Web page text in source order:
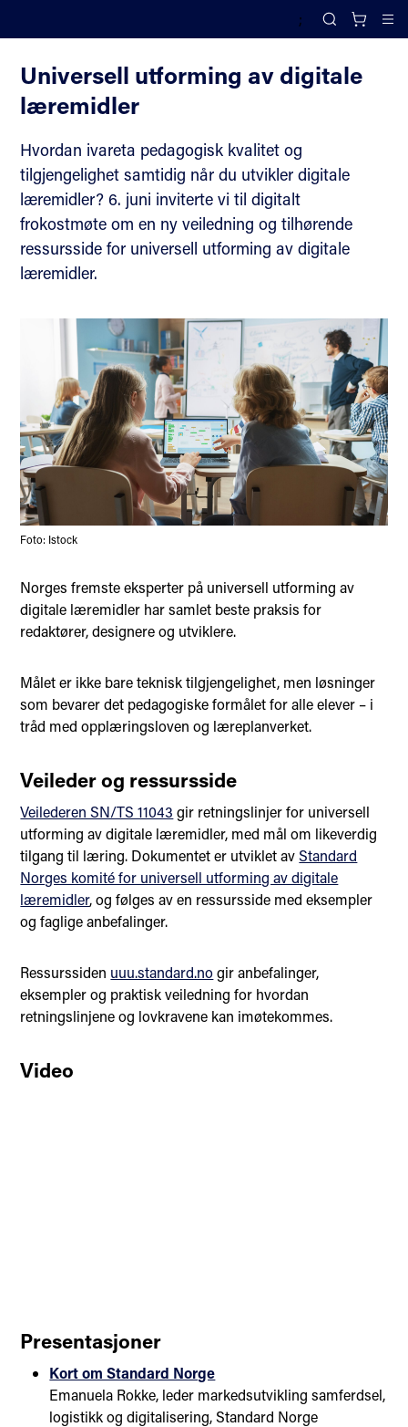
;
Search
Universell utforming av digitale
læremidler
Hvordan ivareta pedagogisk kvalitet og
tilgjengelighet samtidig når du utvikler digitale
læremidler? 6. juni inviterte vi til digitalt
frokostmøte om en ny veiledning og tilhørende
ressursside for universell utforming av digitale
læremidler.
Foto: Istock
Norges fremste eksperter på universell utforming av
digitale læremidler har samlet beste praksis for
redaktører, designere og utviklere.
Målet er ikke bare teknisk tilgjengelighet, men løsninger
som bevarer det pedagogiske formålet for alle elever – i
tråd med opplæringsloven og læreplanverket.
Veileder og ressursside
Veilederen SN/TS 11043 gir retningslinjer for universell
utforming av digitale læremidler, med mål om likeverdig
tilgang til læring. Dokumentet er utviklet avStandard
Norges komité for universell utforming av digitale
læremidler, og følges av en ressursside med eksempler
og faglige anbefalinger.
Ressurssiden uuu.standard.nogir anbefalinger,
eksempler og praktisk veiledning for hvordan
retningslinjene og lovkravene kan imøtekommes.
Video
Presentasjoner
Kort om Standard Norge
Emanuela Rokke, leder markedsutvikling samferdsel,
logistikk og digitalisering, Standard Norge